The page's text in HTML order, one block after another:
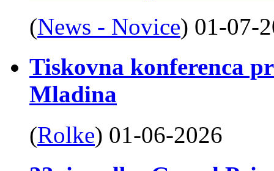
(News - Novice) 01-07-
Tiskovna konferenca
Mladina
(Rolke) 01-06-2026